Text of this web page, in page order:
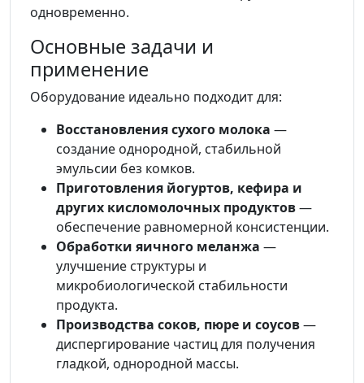
одновременно.
Основные задачи и
применение
Оборудование идеально подходит для:
Восстановления сухого молока —
создание однородной, стабильной
эмульсии без комков.
Приготовления йогуртов, кефира и
других кисломолочных продуктов—
обеспечение равномерной консистенции.
Обработки яичного меланжа —
улучшение структуры и
микробиологической стабильности
продукта.
Производства соков, пюре и соусов—
диспергирование частиц для получения
гладкой, однородной массы.